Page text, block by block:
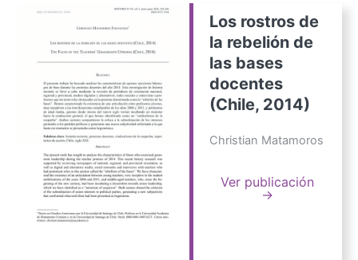
Los rostros de
la rebelión de
las bases
docentes
(Chile, 2014)
Christian Matamoros
Ver publicación
→